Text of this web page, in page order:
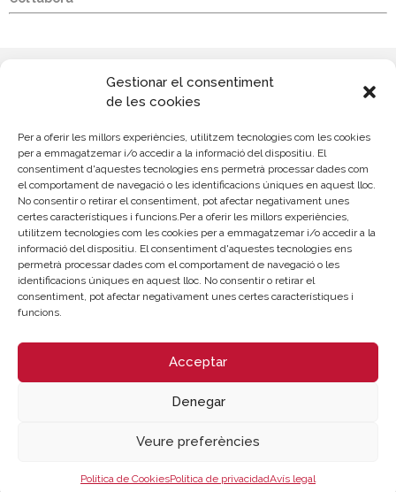
Gestionar el consentiment
de les cookies
Per a oferir les millors experiències, utilitzem tecnologies com les cookies
per a emmagatzemar i/o accedir a la informació del dispositiu. El
consentiment d'aquestes tecnologies ens permetrà processar dades com
el comportament de navegació o les identificacions úniques en aquest lloc.
No consentir o retirar el consentiment, pot afectar negativament unes
certes característiques i funcions.Per a oferir les millors experiències,
utilitzem tecnologies com les cookies per a emmagatzemar i/o accedir a la
informació del dispositiu. El consentiment d'aquestes tecnologies ens
permetrà processar dades com el comportament de navegació o les
identificacions úniques en aquest lloc. No consentir o retirar el
consentiment, pot afectar negativament unes certes característiques i
funcions.
Acceptar
Denegar
Veure preferències
Política de CookiesPolítica de privacidadAvís legal
CONTACTE
Sergio Escriche
Emprenedoria i finançament
963103918
sescriche@camaravalencia.com